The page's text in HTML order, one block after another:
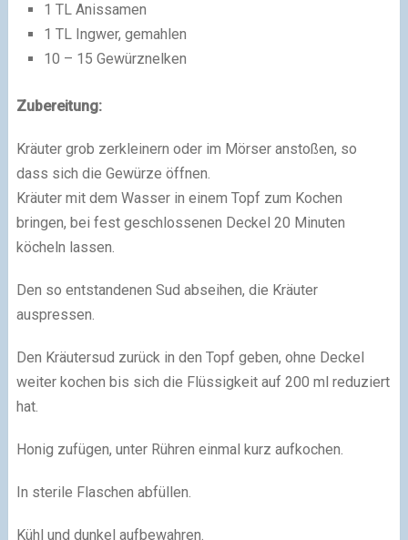
1 TL Anissamen
1 TL Ingwer, gemahlen
10 – 15 Gewürznelken
Zubereitung:
Kräuter grob zerkleinern oder im Mörser anstoßen, so
dass sich die Gewürze öffnen.
Kräuter mit dem Wasser in einem Topf zum Kochen
bringen, bei fest geschlossenen Deckel 20 Minuten
köcheln lassen.
Den so entstandenen Sud abseihen, die Kräuter
auspressen.
Den Kräutersud zurück in den Topf geben, ohne Deckel
weiter kochen bis sich die Flüssigkeit auf 200 ml reduziert
hat.
Honig zufügen, unter Rühren einmal kurz aufkochen.
In sterile Flaschen abfüllen.
Kühl und dunkel aufbewahren.